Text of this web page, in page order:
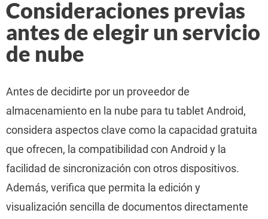
Consideraciones previas
antes de elegir un servicio
de nube
Antes de decidirte por un proveedor de
almacenamiento en la nube para tu tablet Android,
considera aspectos clave como la capacidad gratuita
que ofrecen, la compatibilidad con Android y la
facilidad de sincronización con otros dispositivos.
Además, verifica que permita la edición y
visualización sencilla de documentos directamente